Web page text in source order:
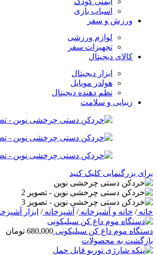
اسباب بازی
ورزش و سفر
لوازم ورزشی
تجهیزات سفر
کالای دیجیتال
ابزار دیجیتال
هولدر موبایل
نظم دهنده دیجیتال
زیبایی و سلامت
برای بزرگنمایی کلیک کنید
خانه/ خانه و آشپزخانه/ آشپزخانه/ ابزار
دستگاه موم داغ کن سیلیکونی 680,000 تومان
بازگشت به محصولات